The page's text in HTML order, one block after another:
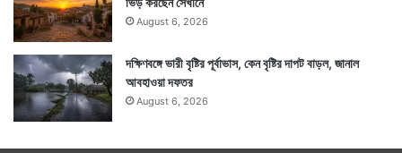
August 6, 2026
দক্ষিণবঙ্গে ভারী বৃষ্টির পূর্বাভাস, কেন বৃষ্টির দাপট বাড়ল, জানাল
আবহাওয়া দফতর
August 6, 2026